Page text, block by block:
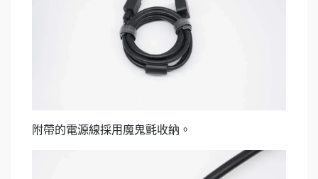
附帶的電源線採用魔鬼氈收納。